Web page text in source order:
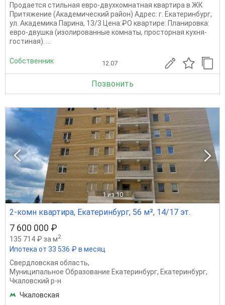
Продается стильная евро-двухкомнатная квартира в ЖК
Притяжение (Академический район) Адрес: г. Екатеринбург,
ул. Академика Парина, 13/3 Цена:₽О квартире: Планировка:
евро-двушка (изолированные комнаты, просторная кухня-
гостиная). ...
Собственник 12.07
Позвонить
1 из 10
2-комн квартира, Екатеринбург, 56 м², 14/17 эт.
7 600 000 ₽
135 714 ₽ за м2
Ипотека от 33 536 ₽ в месяц
Свердловская область,
Муниципальное Образование Екатеринбург, Екатеринбург,
Чкаловский р-н
Чкаловская